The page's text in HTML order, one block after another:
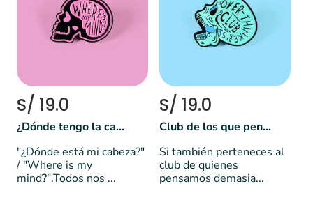
S/ 19.0
¿Dónde tengo la cabeza?
"¿Dónde está mi cabeza?"
/ "Where is my
mind?".Todos nos ...
S/ 19.0
Club de los que pensamos demasiado
Si también perteneces al
club de quienes
pensamos demasia...